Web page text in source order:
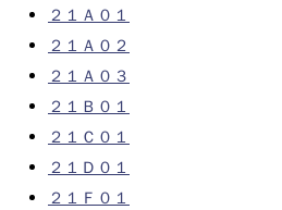
２１Ａ０１
２１Ａ０２
２１Ａ０３
２１Ｂ０１
２１Ｃ０１
２１Ｄ０１
２１Ｆ０１